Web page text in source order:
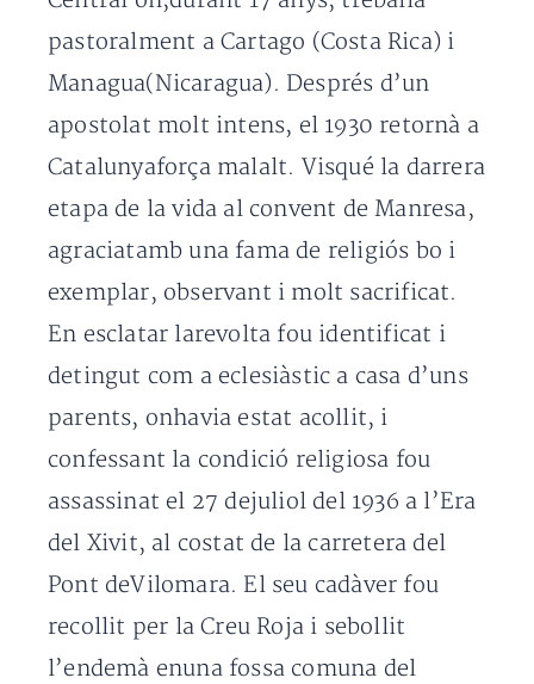
pastoralment a Cartago (Costa Rica) i
Managua(Nicaragua). Després d’un
apostolat molt intens, el 1930 retornà a
Catalunyaforça malalt. Visqué la darrera
etapa de la vida al convent de Manresa,
agraciatamb una fama de religiós bo i
exemplar, observant i molt sacrificat.
En esclatar larevolta fou identificat i
detingut com a eclesiàstic a casa d’uns
parents, onhavia estat acollit, i
confessant la condició religiosa fou
assassinat el 27 dejuliol del 1936 a l’Era
del Xivit, al costat de la carretera del
Pont deVilomara. El seu cadàver fou
recollit per la Creu Roja i sebollit
l’endemà enuna fossa comuna del